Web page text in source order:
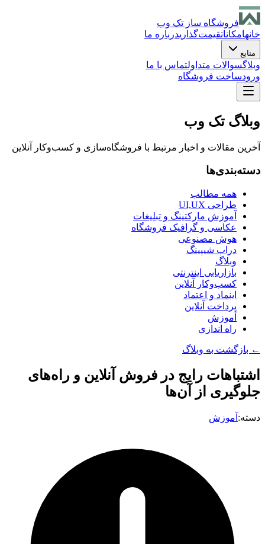
فروشگاه ساز تک وب
خانهامکاناتقیمت‌گذاریدرباره ما
منابع
وبلاگسوالات متداولتماس با ما
ورودساخت فروشگاه
وبلاگ تک وب
آخرین مقالات و اخبار مرتبط با فروشگاه‌سازی و کسب‌وکار آنلاین
دسته‌بندی‌ها
همه مطالب
طراحی UI,UX
آموزش مارکتینگ و تبلیغات
عکاسی و گرافیک فروشگاه
هوش مصنوعی
دراپ شیپینگ
وبلاگ
بازاریابی اینترنتی
کسب‌وکار آنلاین
اینماد و اعتماد
پرداخت آنلاین
آموزش
راه اندازی
← بازگشت به وبلاگ
اشتباهات رایج در فروش آنلاین و راه‌های
جلوگیری از آن‌ها
دسته: آموزش